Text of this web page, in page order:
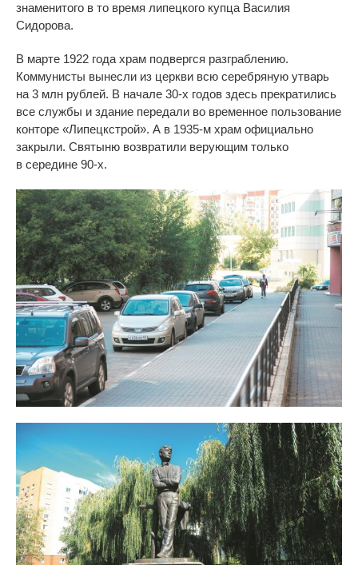
знаменитого в то время липецкого купца Василия
Сидорова.
В марте 1922 года храм подвергся разграблению.
Коммунисты вынесли из церкви всю серебряную утварь
на 3 млн рублей. В начале 30-х годов здесь прекратились
все службы и здание передали во временное пользование
конторе «Липецкстрой». А в 1935-м храм официально
закрыли. Святыню возвратили верующим только
в середине 90-х.